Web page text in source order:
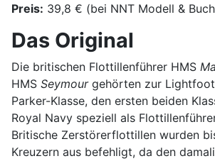
Preis: 39,8 € (bei NNT Modell &
Das Original
Die britischen Flottillenführer HMS
HMS Seymourgehörten zur
Parker-Klasse, den ersten beiden
Royal Navy speziell als
Britische Zerstörerflottillen wurden
Kreuzern aus befehligt, da den